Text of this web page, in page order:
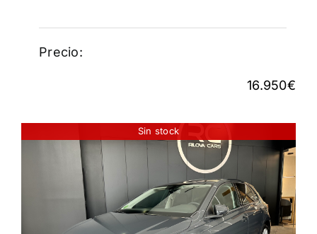
Precio:
16.950€
Sin stock
VOLKSWAGEN POLO 1.0
SPORT 115CV